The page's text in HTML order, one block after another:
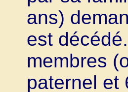
ans)
est
membres
paternel et